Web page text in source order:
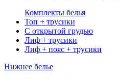
Комплекты белья
Топ + трусики
С открытой грудью
Лиф + трусики
Лиф + пояс + трусики
Нижнее белье